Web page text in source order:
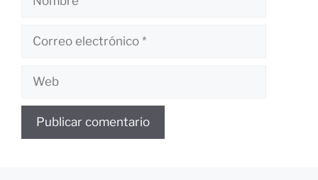
Correo
Web